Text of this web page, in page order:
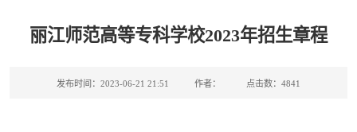
丽江师范高等专科学校2023年招生章程
发布时间：2023-06-21 21:51 作者： 点击数： 4841